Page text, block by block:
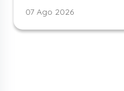
07 Ago 2026